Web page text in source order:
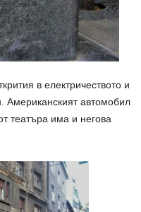
в електричеството и
Американският автомобил
театъра има и негова